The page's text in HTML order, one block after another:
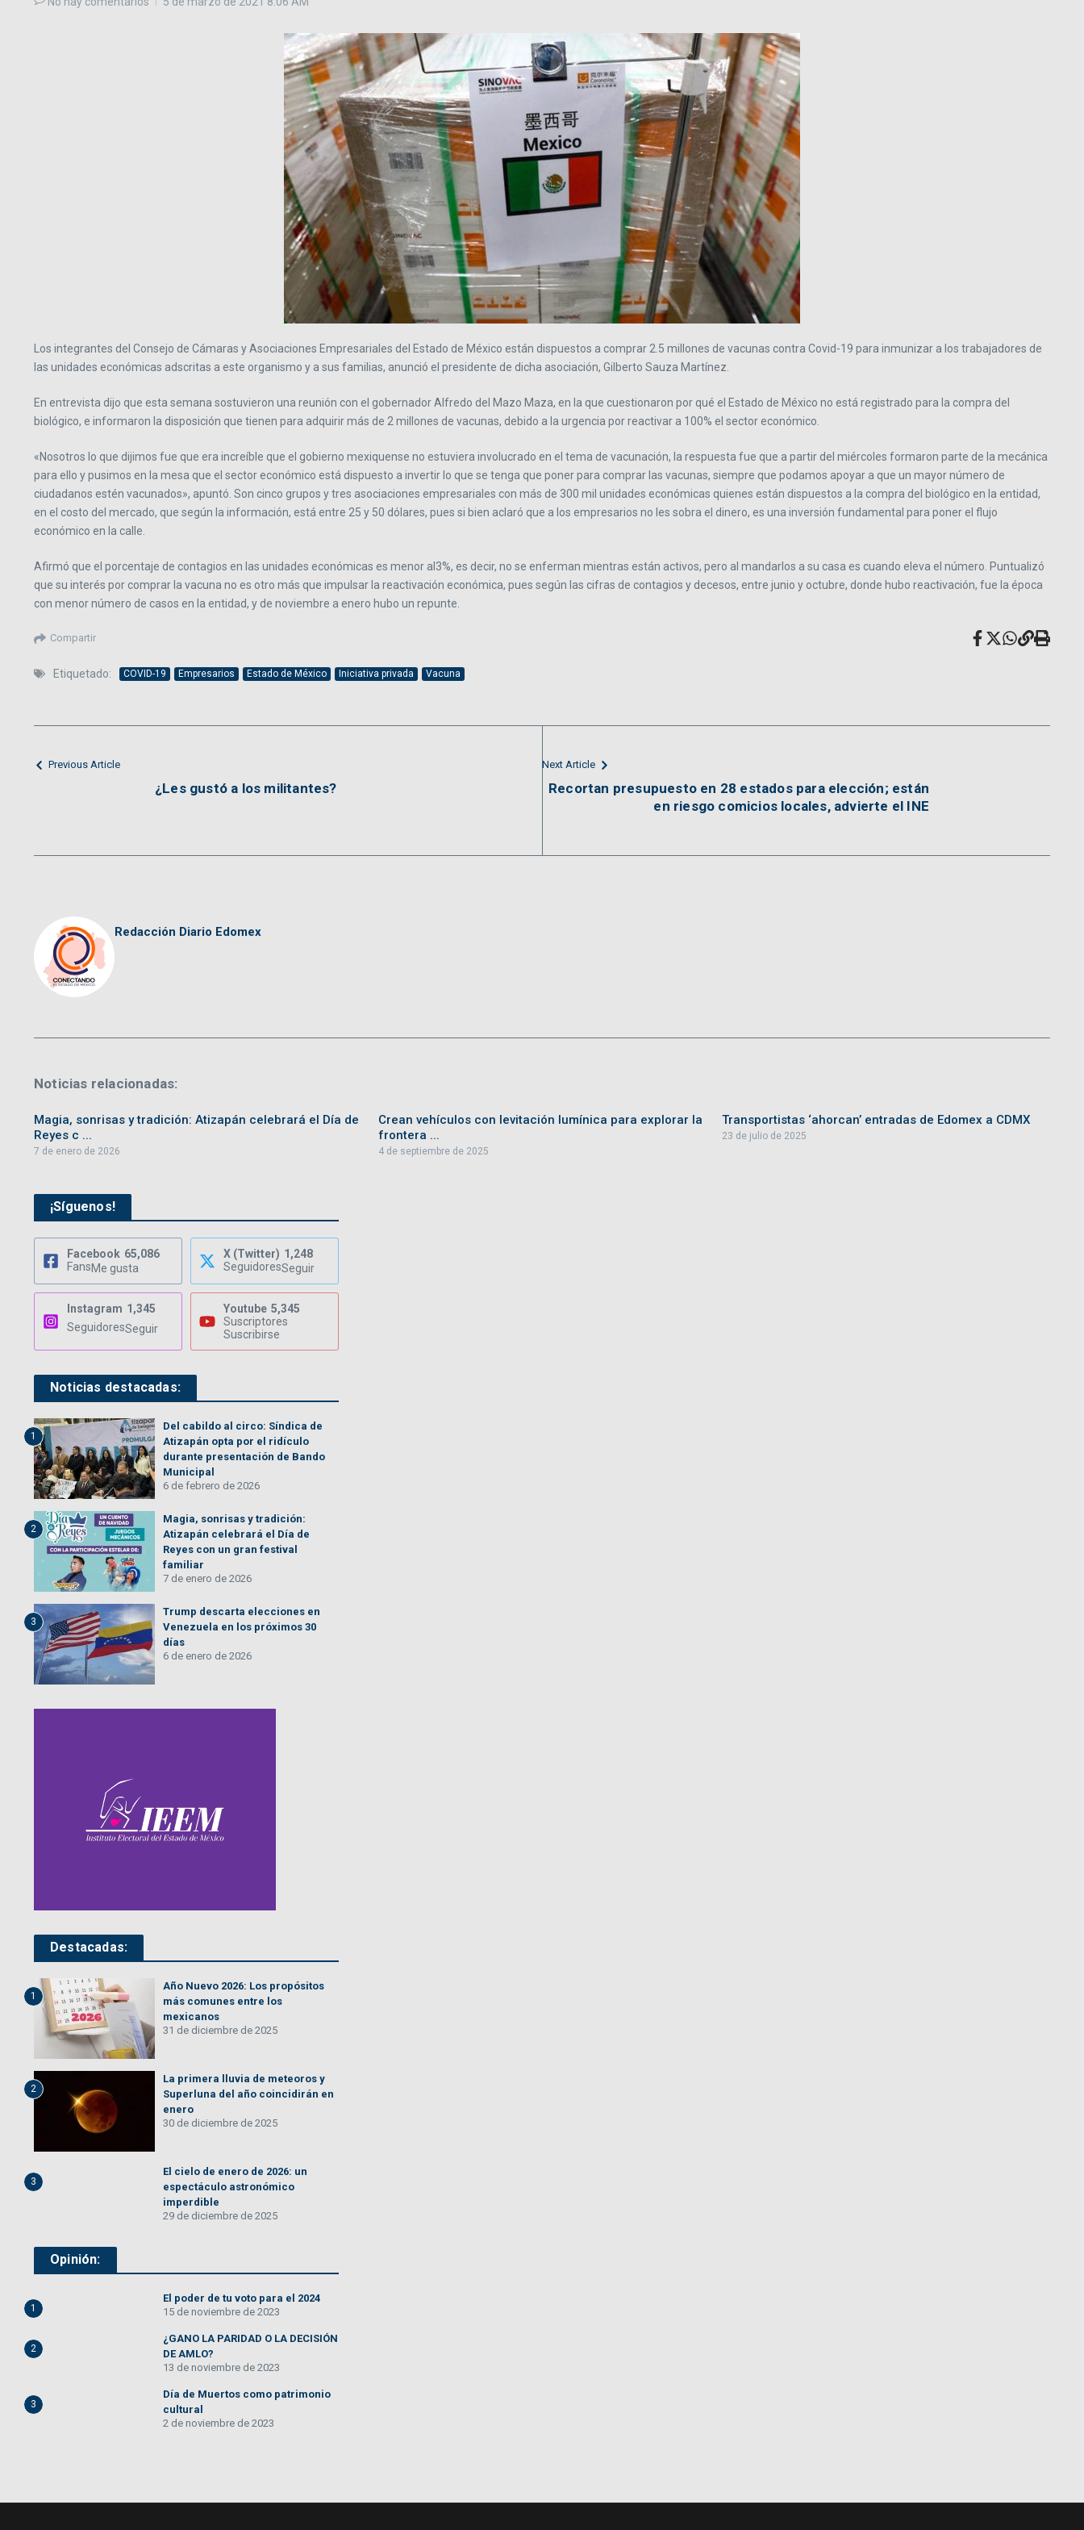
Los integrantes del Consejo de Cámaras y Asociaciones Empresariales del Estado de México están dispuestos a comprar 2.5 millones de vacunas contra Covid-19 para inmunizar a los trabajadores de
las unidades económicas adscritas a este organismo y a sus familias, anunció el presidente de dicha asociación, Gilberto Sauza Martínez.
En entrevista dijo que esta semana sostuvieron una reunión con el gobernador Alfredo del Mazo Maza, en la que cuestionaron por qué el Estado de México no está registrado para la compra del
biológico, e informaron la disposición que tienen para adquirir más de 2 millones de vacunas, debido a la urgencia por reactivar a 100% el sector económico.
«Nosotros lo que dijimos fue que era increíble que el gobierno mexiquense no estuviera involucrado en el tema de vacunación, la respuesta fue que a partir del miércoles formaron parte de la mecánica
para ello y pusimos en la mesa que el sector económico está dispuesto a invertir lo que se tenga que poner para comprar las vacunas, siempre que podamos apoyar a que un mayor número de
ciudadanos estén vacunados», apuntó. Son cinco grupos y tres asociaciones empresariales con más de 300 mil unidades económicas quienes están dispuestos a la compra del biológico en la entidad,
en el costo del mercado, que según la información, está entre 25 y 50 dólares, pues si bien aclaró que a los empresarios no les sobra el dinero, es una inversión fundamental para poner el flujo
económico en la calle.
Afirmó que el porcentaje de contagios en las unidades económicas es menor al3%, es decir, no se enferman mientras están activos, pero al mandarlos a su casa es cuando eleva el número. Puntualizó
que su interés por comprar la vacuna no es otro más que impulsar la reactivación económica, pues según las cifras de contagios y decesos, entre junio y octubre, donde hubo reactivación, fue la época
con menor número de casos en la entidad, y de noviembre a enero hubo un repunte.
Compartir
Etiquetado: COVID-19 Empresarios Estado de México Iniciativa privada Vacuna
Previous Article
¿Les gustó a los militantes?
Next Article
Recortan presupuesto en 28 estados para elección; están
en riesgo comicios locales, advierte el INE
Redacción Diario Edomex
Noticias relacionadas:
Magia, sonrisas y tradición: Atizapán celebrará el Día de
Reyes c ...
7 de enero de 2026
Crean vehículos con levitación lumínica para explorar la
frontera ...
4 de septiembre de 2025
Transportistas ‘ahorcan’ entradas de Edomex a CDMX
23 de julio de 2025
¡Síguenos!
Facebook 65,086
FansMe gusta
X (Twitter) 1,248
SeguidoresSeguir
Instagram 1,345
SeguidoresSeguir
Youtube 5,345
Suscriptores
Suscribirse
Noticias destacadas:
1
Del cabildo al circo: Síndica de
Atizapán opta por el ridículo
durante presentación de Bando
Municipal
6 de febrero de 2026
2
Magia, sonrisas y tradición:
Atizapán celebrará el Día de
Reyes con un gran festival
familiar
7 de enero de 2026
3
Trump descarta elecciones en
Venezuela en los próximos 30
días
6 de enero de 2026
Destacadas:
1
Año Nuevo 2026: Los propósitos
más comunes entre los
mexicanos
31 de diciembre de 2025
2
La primera lluvia de meteoros y
Superluna del año coincidirán en
enero
30 de diciembre de 2025
3
El cielo de enero de 2026: un
espectáculo astronómico
imperdible
29 de diciembre de 2025
Opinión:
1
El poder de tu voto para el 2024
15 de noviembre de 2023
2
¿GANO LA PARIDAD O LA DECISIÓN
DE AMLO?
13 de noviembre de 2023
3
Día de Muertos como patrimonio
cultural
2 de noviembre de 2023